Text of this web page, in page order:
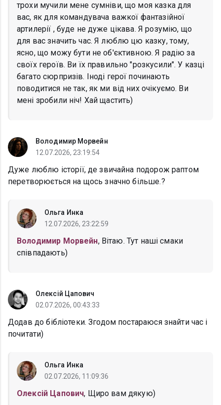
трохи мучили мене сумніви, що моя казка для
вас, як для командувача важкої фантазійної
артилерії , буде не дуже цікава. Я розумію, що
для вас значить час. Я люблю цю казку, тому,
ясно, що можу бути не об'єктивною. Я радію за
своїх героїв. Ви їх правильно "розкусили". У казці
багато сюрпризів. Іноді герої починають
поводитися не так, як ми від них очікуємо. Ви
мені зробили ніч! Хай щастить)
Володимир Морвейн
12.07.2026, 23:19:54
Дуже люблю історії, де звичайна подорож раптом
перетворюється на щось значно більше.?
Ольга Инка
12.07.2026, 23:22:59
Володимир Морвейн, Вітаю. Тут наші смаки
співпадають)
Олексій Цапович
02.07.2026, 00:43:33
Додав до бібліотеки. Згодом постараюся знайти час і
почитати)
Ольга Инка
02.07.2026, 11:09:36
Олексій Цапович, Щиро вам дякую)